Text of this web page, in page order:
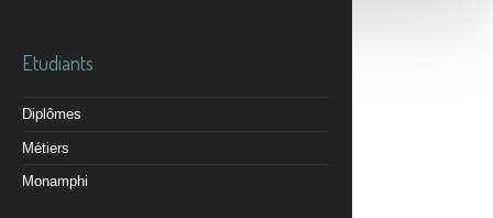
Etudiants
Diplômes
Métiers
Monamphi